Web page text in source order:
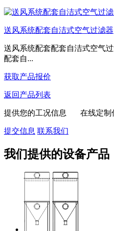
送风系统配套自洁式空气过滤器
送风系统配套配套自洁式空气
配套自...
获取产品报价
返回产品列表
提供您的工况信息 在线定制
提交信息 联系我们
我们提供的设备产品